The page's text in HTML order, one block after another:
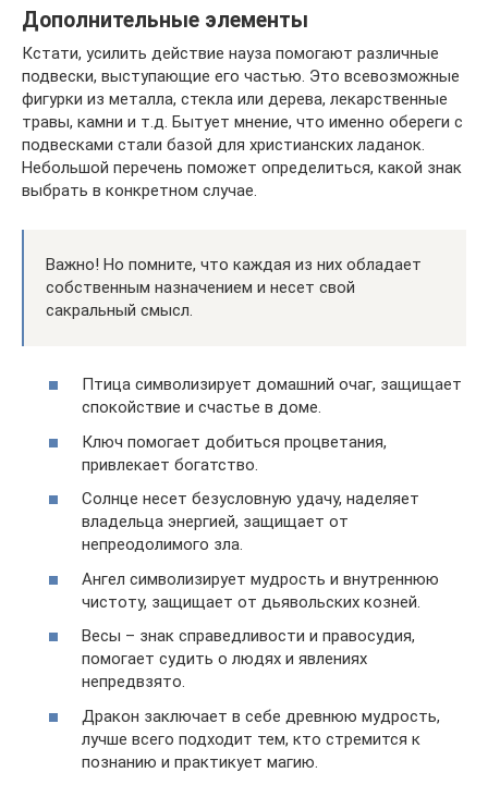
Дополнительные элементы
Кстати, усилить действие науза помогают различные
подвески, выступающие его частью. Это всевозможные
фигурки из металла, стекла или дерева, лекарственные
травы, камни и т.д. Бытует мнение, что именно обереги с
подвесками стали базой для христианских ладанок.
Небольшой перечень поможет определиться, какой знак
выбрать в конкретном случае.
Важно! Но помните, что каждая из них обладает
собственным назначением и несет свой
сакральный смысл.
Птица символизирует домашний очаг, защищает
спокойствие и счастье в доме.
Ключ помогает добиться процветания,
привлекает богатство.
Солнце несет безусловную удачу, наделяет
владельца энергией, защищает от
непреодолимого зла.
Ангел символизирует мудрость и внутреннюю
чистоту, защищает от дьявольских козней.
Весы – знак справедливости и правосудия,
помогает судить о людях и явлениях
непредвзято.
Дракон заключает в себе древнюю мудрость,
лучше всего подходит тем, кто стремится к
познанию и практикует магию.